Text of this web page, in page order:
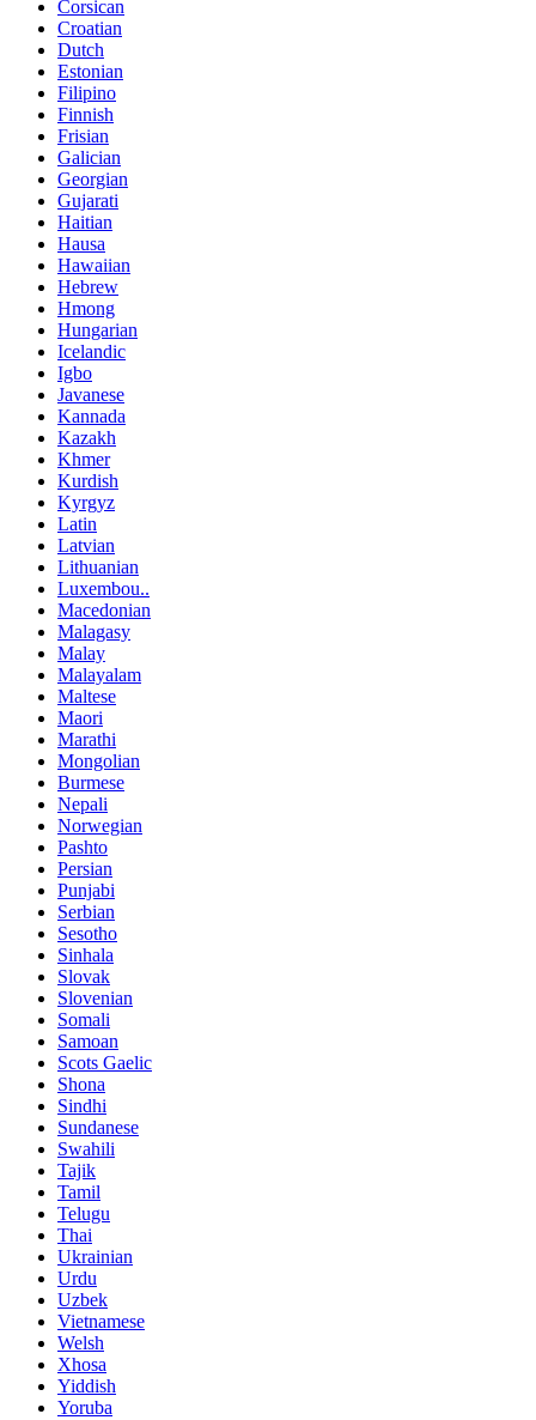
Corsican
Croatian
Dutch
Estonian
Filipino
Finnish
Frisian
Galician
Georgian
Gujarati
Haitian
Hausa
Hawaiian
Hebrew
Hmong
Hungarian
Icelandic
Igbo
Javanese
Kannada
Kazakh
Khmer
Kurdish
Kyrgyz
Latin
Latvian
Lithuanian
Luxembou..
Macedonian
Malagasy
Malay
Malayalam
Maltese
Maori
Marathi
Mongolian
Burmese
Nepali
Norwegian
Pashto
Persian
Punjabi
Serbian
Sesotho
Sinhala
Slovak
Slovenian
Somali
Samoan
Scots Gaelic
Shona
Sindhi
Sundanese
Swahili
Tajik
Tamil
Telugu
Thai
Ukrainian
Urdu
Uzbek
Vietnamese
Welsh
Xhosa
Yiddish
Yoruba